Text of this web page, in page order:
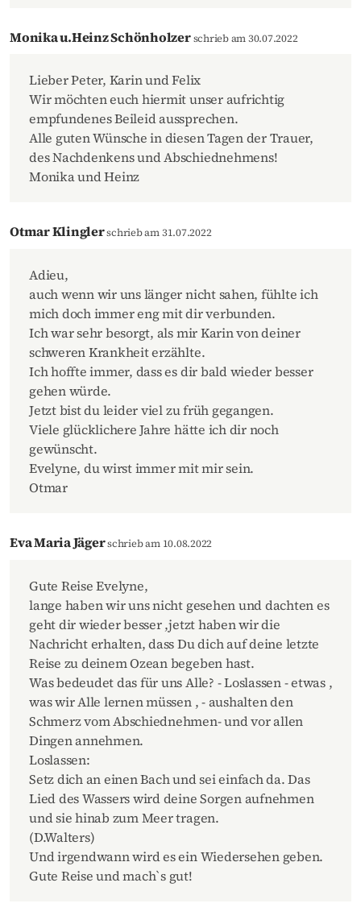
Monika u.Heinz Schönholzerschrieb am 30.07.2022
Lieber Peter, Karin und Felix
Wir möchten euch hiermit unser aufrichtig
empfundenes Beileid aussprechen.
Alle guten Wünsche in diesen Tagen der Trauer,
des Nachdenkens und Abschiednehmens!
Monika und Heinz
Otmar Klinglerschrieb am 31.07.2022
Adieu,
auch wenn wir uns länger nicht sahen, fühlte ich
mich doch immer eng mit dir verbunden.
Ich war sehr besorgt, als mir Karin von deiner
schweren Krankheit erzählte.
Ich hoffte immer, dass es dir bald wieder besser
gehen würde.
Jetzt bist du leider viel zu früh gegangen.
Viele glücklichere Jahre hätte ich dir noch
gewünscht.
Evelyne, du wirst immer mit mir sein.
Otmar
Eva Maria Jägerschrieb am 10.08.2022
Gute Reise Evelyne,
lange haben wir uns nicht gesehen und dachten es
geht dir wieder besser ,jetzt haben wir die
Nachricht erhalten, dass Du dich auf deine letzte
Reise zu deinem Ozean begeben hast.
Was bedeudet das für uns Alle? - Loslassen - etwas ,
was wir Alle lernen müssen , - aushalten den
Schmerz vom Abschiednehmen- und vor allen
Dingen annehmen.
Loslassen:
Setz dich an einen Bach und sei einfach da. Das
Lied des Wassers wird deine Sorgen aufnehmen
und sie hinab zum Meer tragen.
(D.Walters)
Und irgendwann wird es ein Wiedersehen geben.
Gute Reise und mach`s gut!